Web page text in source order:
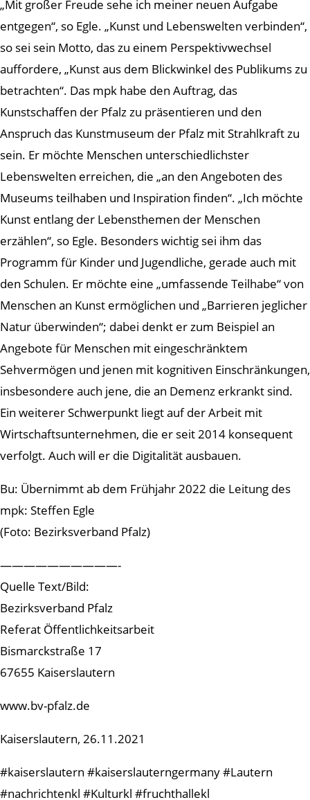
„Mit großer Freude sehe ich meiner neuen Aufgabe
entgegen“, so Egle. „Kunst und Lebenswelten verbinden“,
so sei sein Motto, das zu einem Perspektivwechsel
auffordere, „Kunst aus dem Blickwinkel des Publikums zu
betrachten“. Das mpk habe den Auftrag, das
Kunstschaffen der Pfalz zu präsentieren und den
Anspruch das Kunstmuseum der Pfalz mit Strahlkraft zu
sein. Er möchte Menschen unterschiedlichster
Lebenswelten erreichen, die „an den Angeboten des
Museums teilhaben und Inspiration finden“. „Ich möchte
Kunst entlang der Lebensthemen der Menschen
erzählen“, so Egle. Besonders wichtig sei ihm das
Programm für Kinder und Jugendliche, gerade auch mit
den Schulen. Er möchte eine „umfassende Teilhabe“ von
Menschen an Kunst ermöglichen und „Barrieren jeglicher
Natur überwinden“; dabei denkt er zum Beispiel an
Angebote für Menschen mit eingeschränktem
Sehvermögen und jenen mit kognitiven Einschränkungen,
insbesondere auch jene, die an Demenz erkrankt sind.
Ein weiterer Schwerpunkt liegt auf der Arbeit mit
Wirtschaftsunternehmen, die er seit 2014 konsequent
verfolgt. Auch will er die Digitalität ausbauen.
Bu: Übernimmt ab dem Frühjahr 2022 die Leitung des
mpk: Steffen Egle
(Foto: Bezirksverband Pfalz)
——————————-
Quelle Text/Bild:
Bezirksverband Pfalz
Referat Öffentlichkeitsarbeit
Bismarckstraße 17
67655 Kaiserslautern
www.bv-pfalz.de
Kaiserslautern, 26.11.2021
#kaiserslautern #kaiserslauterngermany #Lautern
#nachrichtenkl #Kulturkl #fruchthallekl